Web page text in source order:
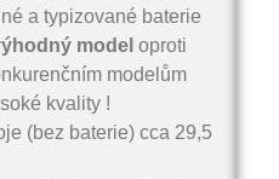
a typizované baterie
model oproti
modelům
kvality !
(bez baterie) cca 29,5